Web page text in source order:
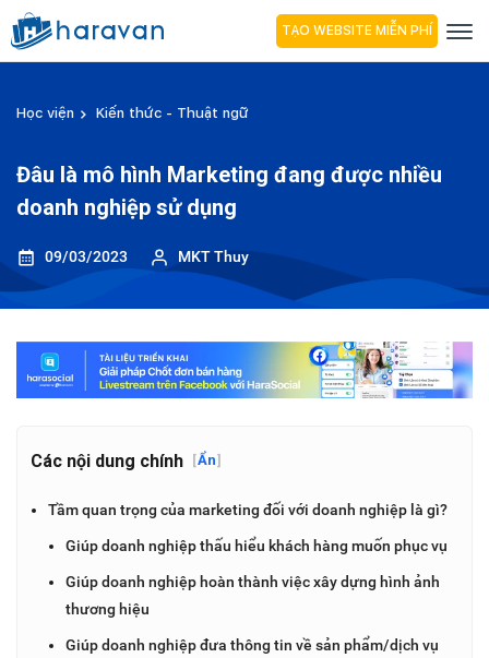
TẠO WEBSITE MIỄN PHÍ
Học viện Kiến thức - Thuật ngữ
Đâu là mô hình Marketing đang được nhiều
doanh nghiệp sử dụng
09/03/2023 MKT Thuy
Các nội dung chính [Ẩn]
Tầm quan trọng của marketing đối với doanh nghiệp là gì?
Giúp doanh nghiệp thấu hiểu khách hàng muốn phục vụ
Giúp doanh nghiệp hoàn thành việc xây dựng hình ảnh
thương hiệu
Giúp doanh nghiệp đưa thông tin về sản phẩm/dịch vụ